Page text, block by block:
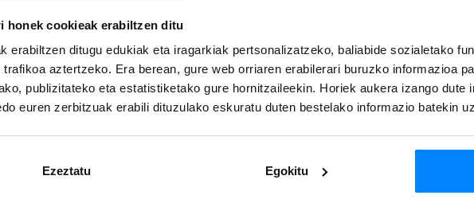
honek cookieak erabiltzen ditu
erabiltzen ditugu edukiak eta iragarkiak pertsonalizatzeko, baliabide sozialetako
trafikoa aztertzeko. Era berean, gure web orriaren erabilerari buruzko informazioa
publizitateko eta estatistiketako gure hornitzaileekin. Horiek aukera izango dute
euren zerbitzuak erabili dituzulako eskuratu duten bestelako informazio batekin
Ezeztatu Egokitu
SAKONAGO
AUKERA
IZAN
SPIRIT OF THE FRINGE” SARIA